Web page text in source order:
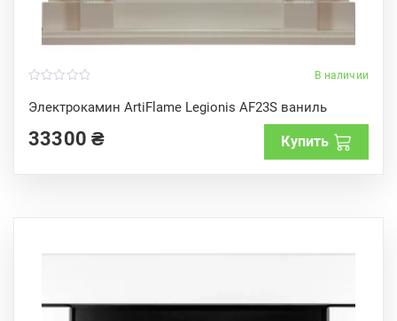
В наличии
Электрокамин ArtiFlame Legionis AF23S ваниль
o
u
o
f
33300₴ Купить